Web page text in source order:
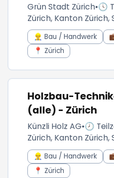
Grün Stadt Zürich•🕓
Zürich, Kanton Zürich,
👷‍♂️ Bau / Handwerk
📍 Zürich
Holzbau-
(alle) - Zürich
Künzli Holz AG•🕗
Zürich, Kanton Zürich,
👷‍♂️ Bau / Handwerk
📍 Zürich